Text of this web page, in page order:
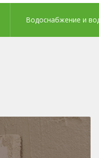
Водоснабжение и